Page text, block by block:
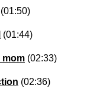
(01:50)
(01:44)
mom (02:33)
(02:36)